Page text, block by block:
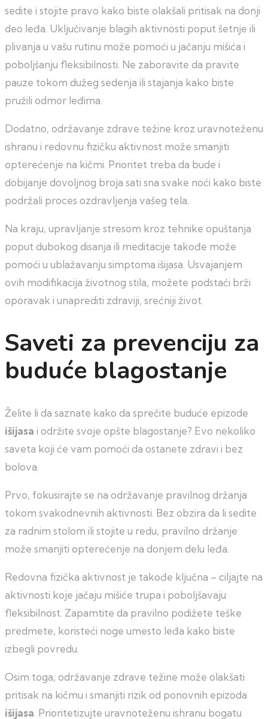
sedite i stojite pravo kako biste olakšali pritisak na donji
deo leđa. Uključivanje blagih aktivnosti poput šetnje ili
plivanja u vašu rutinu može pomoći u jačanju mišića i
poboljšanju fleksibilnosti. Ne zaboravite da pravite
pauze tokom dužeg sedenja ili stajanja kako biste
pružili odmor leđima.
Dodatno, održavanje zdrave težine kroz uravnoteženu
ishranu i redovnu fizičku aktivnost može smanjiti
opterećenje na kičmi. Prioritet treba da bude i
dobijanje dovoljnog broja sati sna svake noći kako biste
podržali proces ozdravljenja vašeg tela.
Na kraju, upravljanje stresom kroz tehnike opuštanja
poput dubokog disanja ili meditacije takođe može
pomoći u ublažavanju simptoma išijasa. Usvajanjem
ovih modifikacija životnog stila, možete podstaći brži
oporavak i unaprediti zdraviji, srećniji život.
Saveti za prevenciju za
buduće blagostanje
Želite li da saznate kako da sprečite buduće epizode
išijasa i održite svoje opšte blagostanje? Evo nekoliko
saveta koji će vam pomoći da ostanete zdravi i bez
bolova.
Prvo, fokusirajte se na održavanje pravilnog držanja
tokom svakodnevnih aktivnosti. Bez obzira da li sedite
za radnim stolom ili stojite u redu, pravilno držanje
može smanjiti opterećenje na donjem delu leđa.
Redovna fizička aktivnost je takođe ključna – ciljajte na
aktivnosti koje jačaju mišiće trupa i poboljšavaju
fleksibilnost. Zapamtite da pravilno podižete teške
predmete, koristeći noge umesto leđa kako biste
izbegli povredu.
Osim toga, održavanje zdrave težine može olakšati
pritisak na kičmu i smanjiti rizik od ponovnih epizoda
išijasa. Prioritetizujte uravnoteženu ishranu bogatu